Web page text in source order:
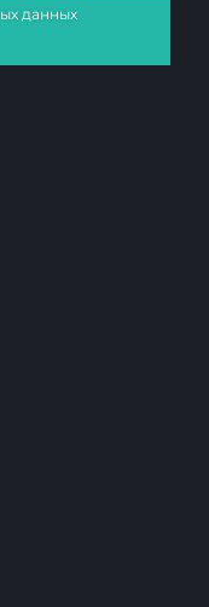
данных